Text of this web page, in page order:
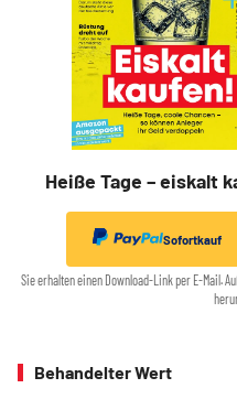
Heiße Tage – eiskalt
Sofortkauf
Sie erhalten einen Download-Link per E-Mail.
Behandelter Wert